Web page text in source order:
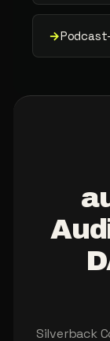
→
Silverback